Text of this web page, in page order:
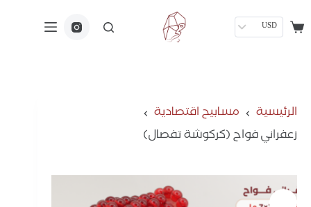
USD
الرئيسية
مسابيح اقتصادية
زعفراني فواح (كركوشة تفصال)